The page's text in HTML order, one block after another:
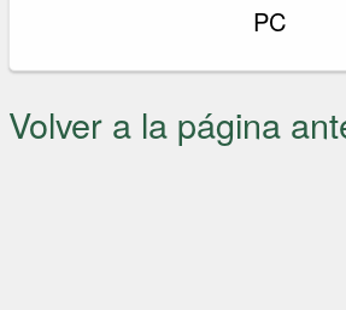
PC
Volver a la página